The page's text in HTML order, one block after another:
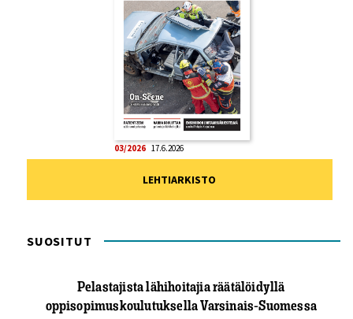
03/2026 17.6.2026
LEHTIARKISTO
SUOSITUT
Pelastajista lähihoitajia räätälöidyllä
oppisopimuskoulutuksella Varsinais-Suomessa